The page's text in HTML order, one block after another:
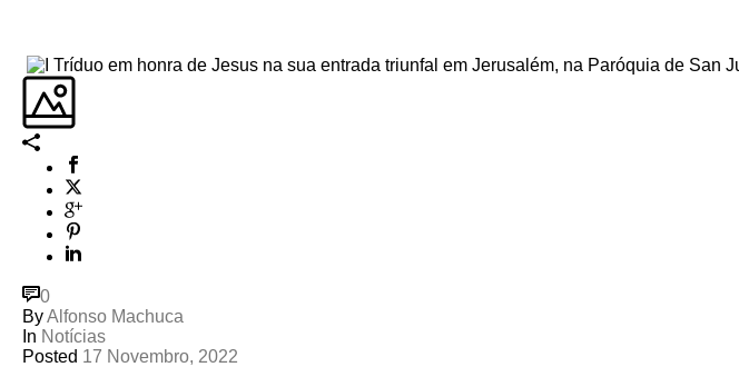
0
ByAlfonso Machuca
In Notícias
Posted 17 Novembro, 2022